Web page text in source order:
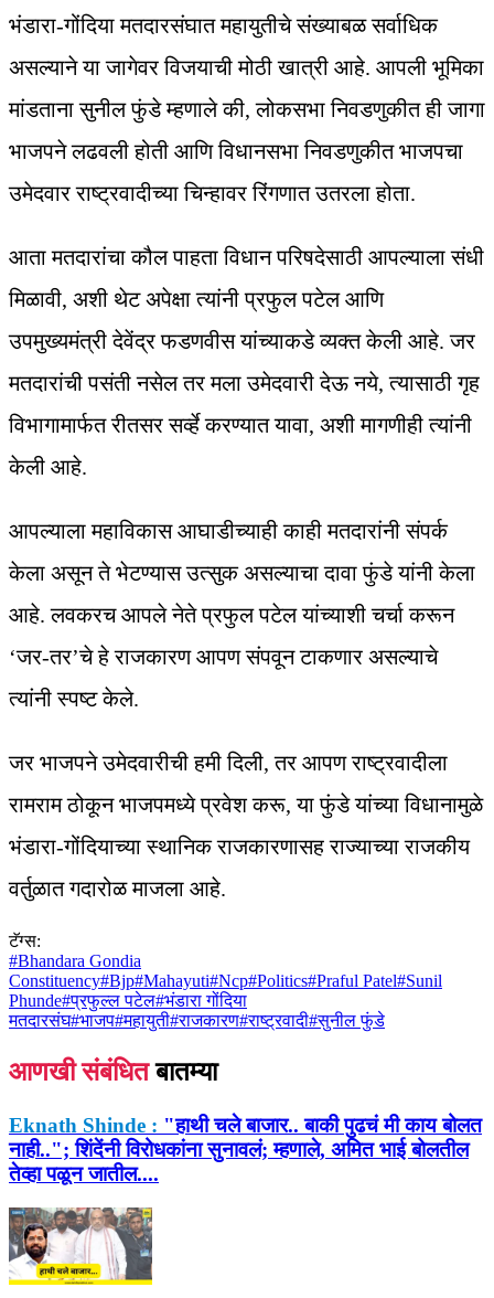
भंडारा-गोंदिया मतदारसंघात महायुतीचे संख्याबळ सर्वाधिक
असल्याने या जागेवर विजयाची मोठी खात्री आहे. आपली भूमिका
मांडताना सुनील फुंडे म्हणाले की, लोकसभा निवडणुकीत ही जागा
भाजपने लढवली होती आणि विधानसभा निवडणुकीत भाजपचा
उमेदवार राष्ट्रवादीच्या चिन्हावर रिंगणात उतरला होता.
आता मतदारांचा कौल पाहता विधान परिषदेसाठी आपल्याला संधी
मिळावी, अशी थेट अपेक्षा त्यांनी प्रफुल पटेल आणि
उपमुख्यमंत्री देवेंद्र फडणवीस यांच्याकडे व्यक्त केली आहे. जर
मतदारांची पसंती नसेल तर मला उमेदवारी देऊ नये, त्यासाठी गृह
विभागामार्फत रीतसर सर्व्हे करण्यात यावा, अशी मागणीही त्यांनी
केली आहे.
आपल्याला महाविकास आघाडीच्याही काही मतदारांनी संपर्क
केला असून ते भेटण्यास उत्सुक असल्याचा दावा फुंडे यांनी केला
आहे. लवकरच आपले नेते प्रफुल पटेल यांच्याशी चर्चा करून
‘जर-तर’चे हे राजकारण आपण संपवून टाकणार असल्याचे
त्यांनी स्पष्ट केले.
जर भाजपने उमेदवारीची हमी दिली, तर आपण राष्ट्रवादीला
रामराम ठोकून भाजपमध्ये प्रवेश करू, या फुंडे यांच्या विधानामुळे
भंडारा-गोंदियाच्या स्थानिक राजकारणासह राज्याच्या राजकीय
वर्तुळात गदारोळ माजला आहे.
टॅग्स:
#Bhandara Gondia
Constituency#Bjp#Mahayuti#Ncp#Politics#Praful Patel#Sunil
Phunde#प्रफुल्ल पटेल#भंडारा गोंदिया
मतदारसंघ#भाजप#महायुती#राजकारण#राष्ट्रवादी#सुनील फुंडे
आणखी संबंधित बातम्या
Eknath Shinde : "हाथी चले बाजार.. बाकी पुढचं मी काय बोलत
नाही.."; शिंदेंनी विरोधकांना सुनावलं; म्हणाले, अमित भाई बोलतील
तेव्हा पळून जातील....